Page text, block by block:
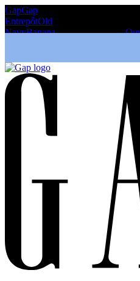
GapGap
EntrepôtOld
NavyBanana
livraison gratuite